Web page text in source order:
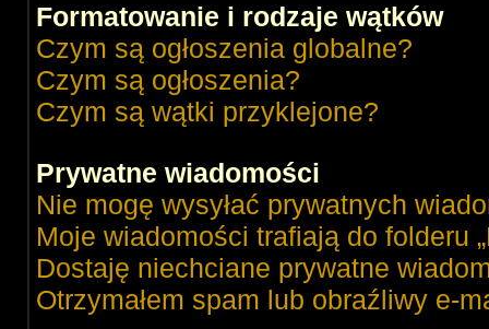
Formatowanie i rodzaje wątków
Czym są ogłoszenia globalne?
Czym są ogłoszenia?
Czym są wątki przyklejone?
Prywatne wiadomości
Nie mogę wysyłać prywatnych
Moje wiadomości trafiają do folderu
Dostaję niechciane prywatne
Otrzymałem spam lub obraźliwy e-